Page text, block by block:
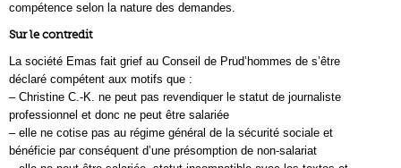
compétence selon la nature des demandes.
Sur le contredit
La société Emas fait grief au Conseil de Prud’hommes de s’être
déclaré compétent aux motifs que :
– Christine C.-K. ne peut pas revendiquer le statut de journaliste
professionnel et donc ne peut être salariée
– elle ne cotise pas au régime général de la sécurité sociale et
bénéficie par conséquent d’une présomption de non-salariat